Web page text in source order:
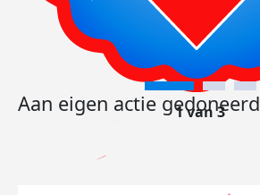
Aan eigen actie gedoneerd
1 van 3